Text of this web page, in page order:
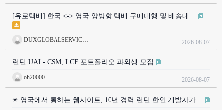
[유로택배] 한국 <-> 영국 양방향 택배 구매대행 및 배송대…
DUXGLOBALSERVIC… 2026-08-07
런던 UAL- CSM, LCF 포트폴리오 과외생 모집
oh20000 2026-08-07
✴ 영국에서 통하는 웹사이트, 10년 경력 런던 한인 개발자가…